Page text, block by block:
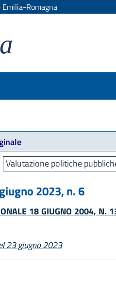
Romagna
Valutazione politiche
2023, n. 6
18 GIUGNO 2004, N.
23 giugno 2023